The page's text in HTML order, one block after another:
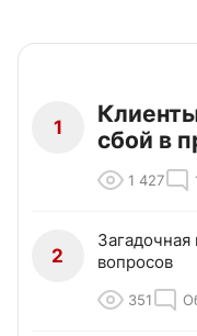
1
сбой в
1 427
2
Загадочная
вопросов
351